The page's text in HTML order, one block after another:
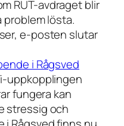
RUT-avdraget blir
lösta.
e-posten slutar
i Rågsved
uppkopplingen
fungera kan
stressig och